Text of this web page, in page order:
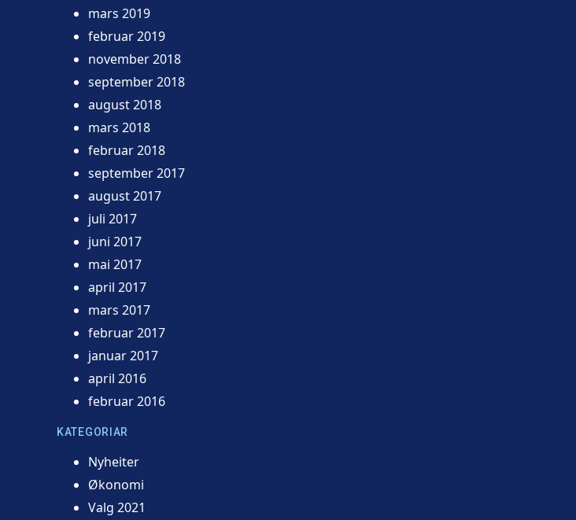
mars 2019
februar 2019
november 2018
september 2018
august 2018
mars 2018
februar 2018
september 2017
august 2017
juli 2017
juni 2017
mai 2017
april 2017
mars 2017
februar 2017
januar 2017
april 2016
februar 2016
KATEGORIAR
Nyheiter
Økonomi
Valg 2021